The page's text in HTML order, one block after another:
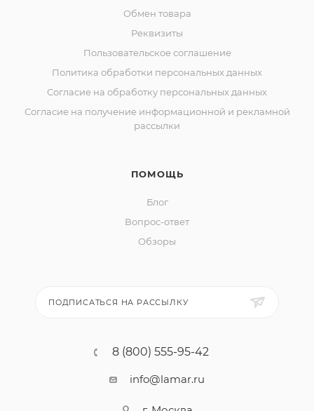
Обмен товара
Реквизиты
Пользовательское соглашение
Политика обработки персональных данных
Согласие на обработку персональных данных
Согласие на получение информационной и рекламной
рассылки
ПОМОЩЬ
Блог
Вопрос-ответ
Обзоры
ПОДПИСАТЬСЯ НА РАССЫЛКУ
8 (800) 555-95-42
info@lamar.ru